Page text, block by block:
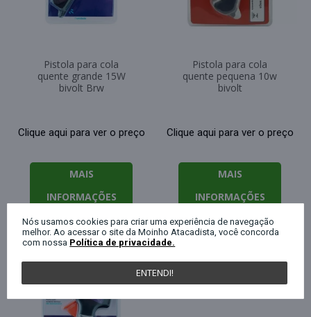
Pistola para cola
quente grande 15W
bivolt Brw
Clique aqui para ver o preço
MAIS
INFORMAÇÕES
Pistola para cola
quente pequena 10w
bivolt
Clique aqui para ver o preço
MAIS
INFORMAÇÕES
Nós usamos cookies para criar uma experiência de navegação
melhor. Ao acessar o site da Moinho Atacadista, você concorda
com nossa Política de privacidade.
ENTENDI!